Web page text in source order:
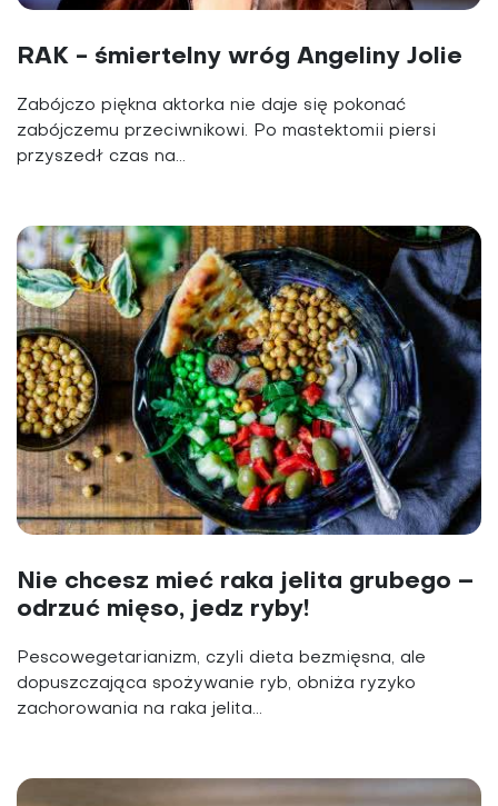
RAK - śmiertelny wróg Angeliny Jolie
Zabójczo piękna aktorka nie daje się pokonać
zabójczemu przeciwnikowi. Po mastektomii piersi
przyszedł czas na...
Nie chcesz mieć raka jelita grubego –
odrzuć mięso, jedz ryby!
Pescowegetarianizm, czyli dieta bezmięsna, ale
dopuszczająca spożywanie ryb, obniża ryzyko
zachorowania na raka jelita...